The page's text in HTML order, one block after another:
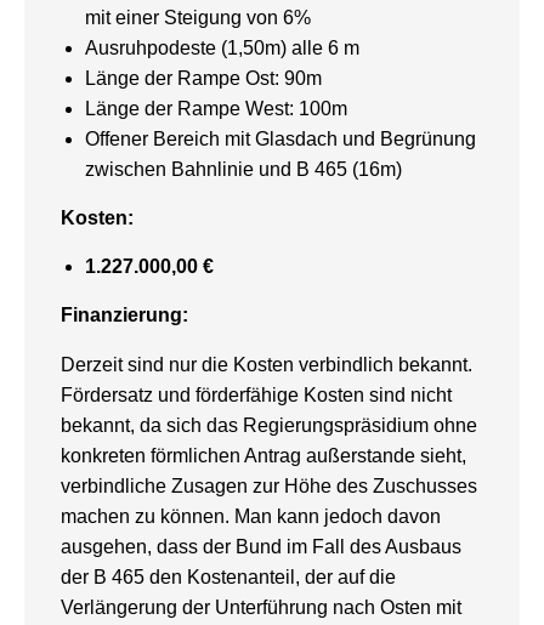
mit einer Steigung von 6%
Ausruhpodeste (1,50m) alle 6 m
Länge der Rampe Ost: 90m
Länge der Rampe West: 100m
Offener Bereich mit Glasdach und Begrünung
zwischen Bahnlinie und B 465 (16m)
Kosten:
1.227.000,00 €
Finanzierung:
Derzeit sind nur die Kosten verbindlich bekannt.
Fördersatz und förderfähige Kosten sind nicht
bekannt, da sich das Regierungspräsidium ohne
konkreten förmlichen Antrag außerstande sieht,
verbindliche Zusagen zur Höhe des Zuschusses
machen zu können. Man kann jedoch davon
ausgehen, dass der Bund im Fall des Ausbaus
der B 465 den Kostenanteil, der auf die
Verlängerung der Unterführung nach Osten mit